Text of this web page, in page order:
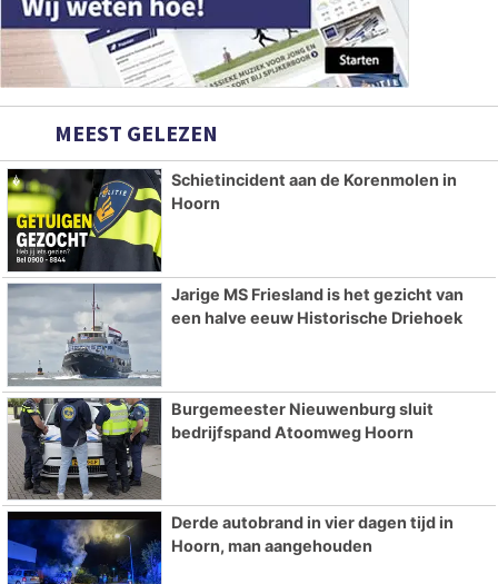
MEEST GELEZEN
Schietincident aan de Korenmolen in
Hoorn
Jarige MS Friesland is het gezicht van
een halve eeuw Historische Driehoek
Burgemeester Nieuwenburg sluit
bedrijfspand Atoomweg Hoorn
Derde autobrand in vier dagen tijd in
Hoorn, man aangehouden